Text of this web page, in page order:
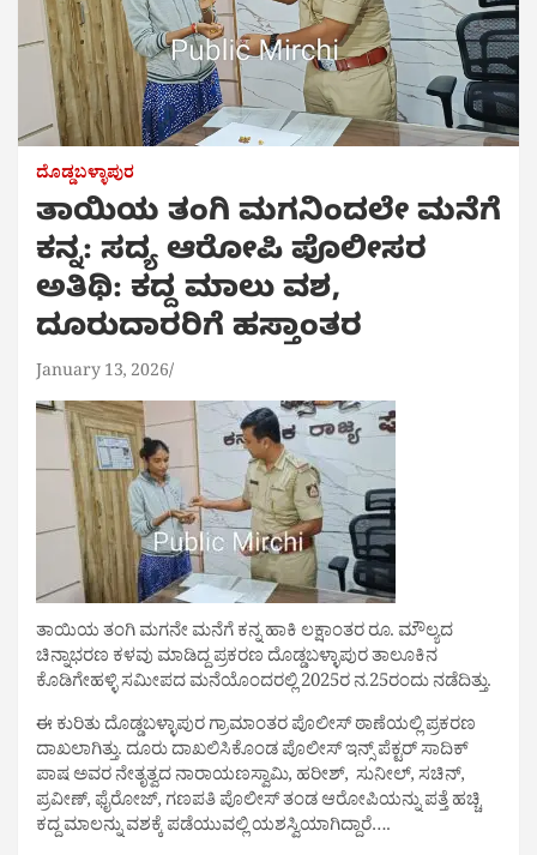
ದೊಡ್ಡಬಳ್ಳಾಪುರ
ತಾಯಿಯ ತಂಗಿ ಮಗನಿಂದಲೇ ಮನೆಗೆ
ಕನ್ನ: ಸದ್ಯ ಆರೋಪಿ ಪೊಲೀಸರ
ಅತಿಥಿ: ಕದ್ದ ಮಾಲು ವಶ,
ದೂರುದಾರರಿಗೆ ಹಸ್ತಾಂತರ
January 13, 2026
ತಾಯಿಯ ತಂಗಿ ಮಗನೇ ಮನೆಗೆ ಕನ್ನ ಹಾಕಿ ಲಕ್ಷಾಂತರ ರೂ. ಮೌಲ್ಯದ
ಚಿನ್ನಾಭರಣ ಕಳವು ಮಾಡಿದ್ದ ಪ್ರಕರಣ ದೊಡ್ಡಬಳ್ಳಾಪುರ ತಾಲೂಕಿನ
ಕೊಡಿಗೇಹಳ್ಳಿ ಸಮೀಪದ ಮನೆಯೊಂದರಲ್ಲಿ 2025ರ ನ.25ರಂದು ನಡೆದಿತ್ತು.
ಈ ಕುರಿತು ದೊಡ್ಡಬಳ್ಳಾಪುರ ಗ್ರಾಮಾಂತರ ಪೊಲೀಸ್ ಠಾಣೆಯಲ್ಲಿ ಪ್ರಕರಣ
ದಾಖಲಾಗಿತ್ತು. ದೂರು ದಾಖಲಿಸಿಕೊಂಡ ಪೊಲೀಸ್ ಇನ್ಸ್ ಪೆಕ್ಟರ್ ಸಾದಿಕ್
ಪಾಷ ಅವರ ನೇತೃತ್ವದ ನಾರಾಯಣಸ್ವಾಮಿ, ಹರೀಶ್, ಸುನೀಲ್, ಸಚಿನ್,
ಪ್ರವೀಣ್, ಫೈರೋಜ್, ಗಣಪತಿ ಪೊಲೀಸ್ ತಂಡ ಆರೋಪಿಯನ್ನು ಪತ್ತೆ ಹಚ್ಚಿ
ಕದ್ದ ಮಾಲನ್ನು ವಶಕ್ಕೆ ಪಡೆಯುವಲ್ಲಿ ಯಶಸ್ವಿಯಾಗಿದ್ದಾರೆ….